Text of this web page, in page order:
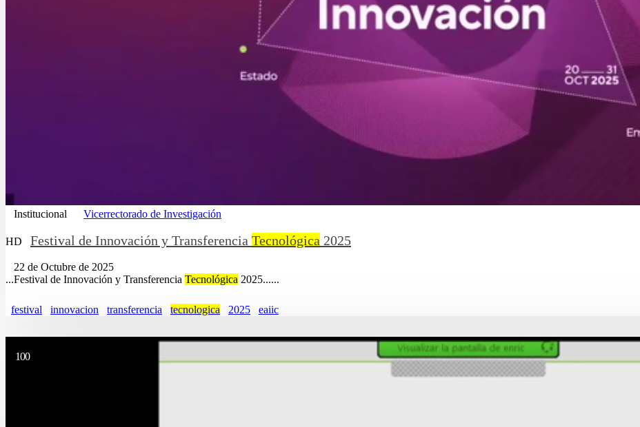
Institucional Vicerrectorado de Investigación
HD Festival de Innovación y Transferencia Tecnológica 2025
22 de Octubre de 2025
...Festival de Innovación y Transferencia Tecnológica 2025......
festival innovacion transferencia tecnologica 2025 eaiic
100